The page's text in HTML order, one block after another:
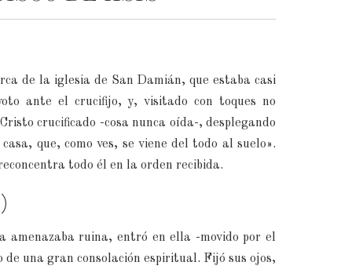
de la iglesia de San Damián, que estaba casi
ante el crucifijo, y, visitado con toques no
crucificado -cosa nunca oída-, desplegando
que, como ves, se viene del todo al suelo».
todo él en la orden recibida.
ruina, entró en ella -movido por el
una gran consolación espiritual. Fijó sus ojos,